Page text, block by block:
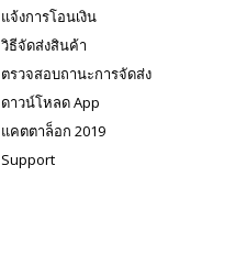
แจ้งการโอนเงิน
วิธีจัดส่งสินค้า
ตรวจสอบถานะการจัดส่ง
ดาวน์โหลด App
แคตตาล็อก 2019
Support